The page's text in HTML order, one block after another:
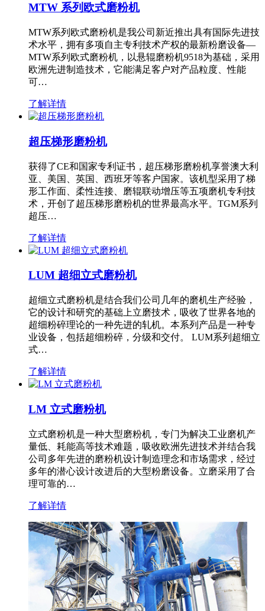
MTW 系列欧式磨粉机
MTW系列欧式磨粉机是我公司新近推出具有国际先进技
术水平，拥有多项自主专利技术产权的最新粉磨设备—
MTW系列欧式磨粉机，以悬辊磨粉机9518为基础，采用
欧洲先进制造技术，它能满足客户对产品粒度、性能
可…
了解详情
超压梯形磨粉机
获得了CE和国家专利证书，超压梯形磨粉机享誉澳大利
亚、美国、英国、西班牙等客户国家。该机型采用了梯
形工作面、柔性连接、磨辊联动增压等五项磨机专利技
术，开创了超压梯形磨粉机的世界最高水平。TGM系列
超压…
了解详情
LUM 超细立式磨粉机
超细立式磨粉机是结合我们公司几年的磨机生产经验，
它的设计和研究的基础上立磨技术，吸收了世界各地的
超细粉碎理论的一种先进的轧机。本系列产品是一种专
业设备，包括超细粉碎，分级和交付。 LUM系列超细立
式…
了解详情
LM 立式磨粉机
立式磨粉机是一种大型磨粉机，专门为解决工业磨机产
量低、耗能高等技术难题，吸收欧洲先进技术并结合我
公司多年先进的磨粉机设计制造理念和市场需求，经过
多年的潜心设计改进后的大型粉磨设备。立磨采用了合
理可靠的…
了解详情